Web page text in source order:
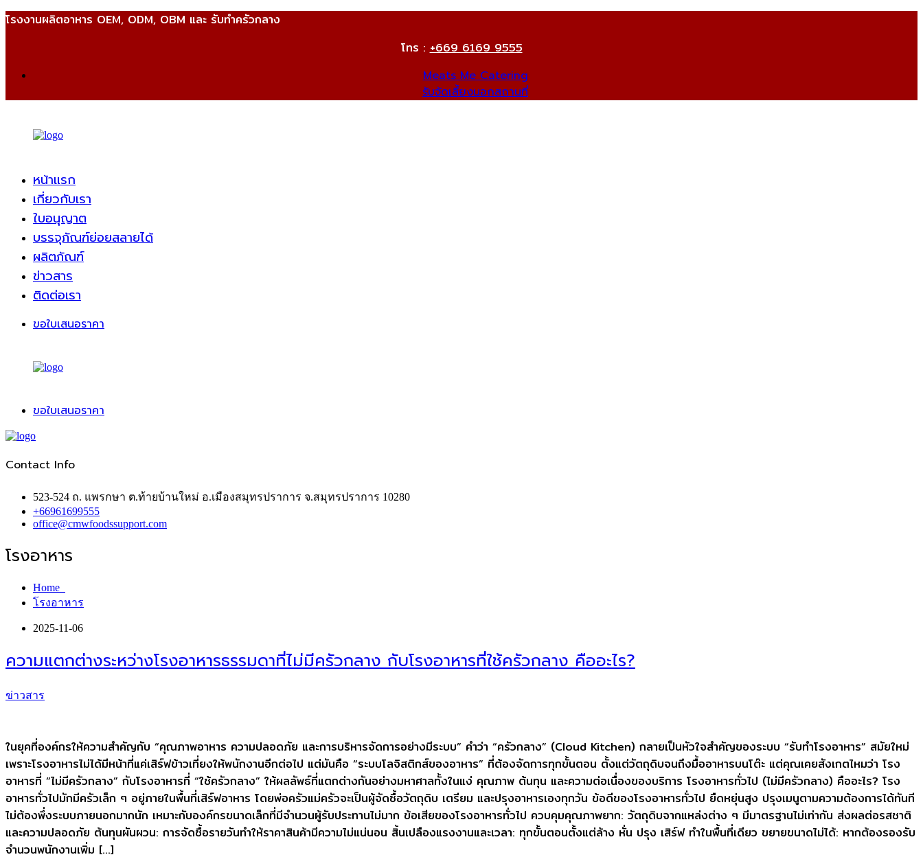
โรงงานผลิตอาหาร OEM, ODM, OBM และ รับทำครัวกลาง
โทร :+669 6169 9555
Meats Me Catering
รับจัดเลี้ยงนอกสถานที่
หน้าแรก
เกี่ยวกับเรา
ใบอนุญาต
บรรจุภัณฑ์ย่อยสลายได้
ผลิตภัณฑ์
ข่าวสาร
ติดต่อเรา
ขอใบเสนอราคา
ขอใบเสนอราคา
Contact Info
523-524 ถ. แพรกษา ต.ท้ายบ้านใหม่ อ.เมืองสมุทรปราการ จ.สมุทรปราการ 10280
+66961699555
office@cmwfoodssupport.com
โรงอาหาร
Home
โรงอาหาร
2025-11-06
ความแตกต่างระหว่างโรงอาหารธรรมดาที่ไม่มีครัวกลาง กับโรงอาหารที่ใช้ครัวกลาง คืออะไร?
ข่าวสาร
ในยุคที่องค์กรให้ความสำคัญกับ “คุณภาพอาหาร ความปลอดภัย และการบริหารจัดการอย่างมีระบบ” คำว่า “ครัวกลาง” (Cloud Kitchen) กลายเป็นหัวใจสำคัญของระบบ “รับทำโรงอาหาร” สมัยใหม่
เพราะโรงอาหารไม่ได้มีหน้าที่แค่เสิร์ฟข้าวเที่ยงให้พนักงานอีกต่อไป แต่มันคือ “ระบบโลจิสติกส์ของอาหาร” ที่ต้องจัดการทุกขั้นตอน ตั้งแต่วัตถุดิบจนถึงมื้ออาหารบนโต๊ะ แต่คุณเคยสังเกตไหมว่า โรง
อาหารที่ “ไม่มีครัวกลาง” กับโรงอาหารที่ “ใช้ครัวกลาง” ให้ผลลัพธ์ที่แตกต่างกันอย่างมหาศาลทั้งในแง่ คุณภาพ ต้นทุน และความต่อเนื่องของบริการ โรงอาหารทั่วไป (ไม่มีครัวกลาง) คืออะไร? โรง
อาหารทั่วไปมักมีครัวเล็ก ๆ อยู่ภายในพื้นที่เสิร์ฟอาหาร โดยพ่อครัวแม่ครัวจะเป็นผู้จัดซื้อวัตถุดิบ เตรียม และปรุงอาหารเองทุกวัน ข้อดีของโรงอาหารทั่วไป ยืดหยุ่นสูง ปรุงเมนูตามความต้องการได้ทันที
ไม่ต้องพึ่งระบบภายนอกมากนัก เหมาะกับองค์กรขนาดเล็กที่มีจำนวนผู้รับประทานไม่มาก ข้อเสียของโรงอาหารทั่วไป ควบคุมคุณภาพยาก: วัตถุดิบจากแหล่งต่าง ๆ มีมาตรฐานไม่เท่ากัน ส่งผลต่อรสชาติ
และความปลอดภัย ต้นทุนผันผวน: การจัดซื้อรายวันทำให้ราคาสินค้ามีความไม่แน่นอน สิ้นเปลืองแรงงานและเวลา: ทุกขั้นตอนตั้งแต่ล้าง หั่น ปรุง เสิร์ฟ ทำในพื้นที่เดียว ขยายขนาดไม่ได้: หากต้องรองรับ
จำนวนพนักงานเพิ่ม […]